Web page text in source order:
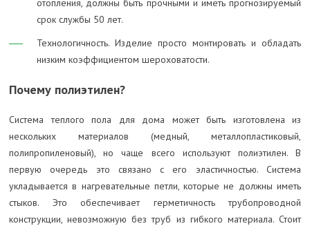
отопления, должны быть прочными и иметь прогнозируемый
срок службы 50 лет.
Технологичность. Изделие просто монтировать и обладать
низким коэффициентом шероховатости.
Почему полиэтилен?
Система теплого пола для дома может быть изготовлена из
нескольких материалов (медный, металлопластиковый,
полипропиленовый), но чаще всего используют полиэтилен. В
первую очередь это связано с его эластичностью. Система
укладывается в нагревательные петли, которые не должны иметь
стыков. Это обеспечивает герметичность трубопроводной
конструкции, невозможную без труб из гибкого материала. Стоит